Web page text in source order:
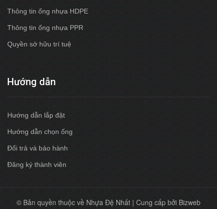
Thông tin ống nhựa HDPE
Thông tin ống nhựa PPR
Quyền sở hữu trí tuệ
Hướng dẫn
Hướng dẫn lắp đặt
Hướng dẫn chọn ống
Đổi trả và bảo hành
Đăng ký thành viên
© Bản quyền thuộc về Nhựa Đệ Nhất | Cung cấp bởi Bizweb